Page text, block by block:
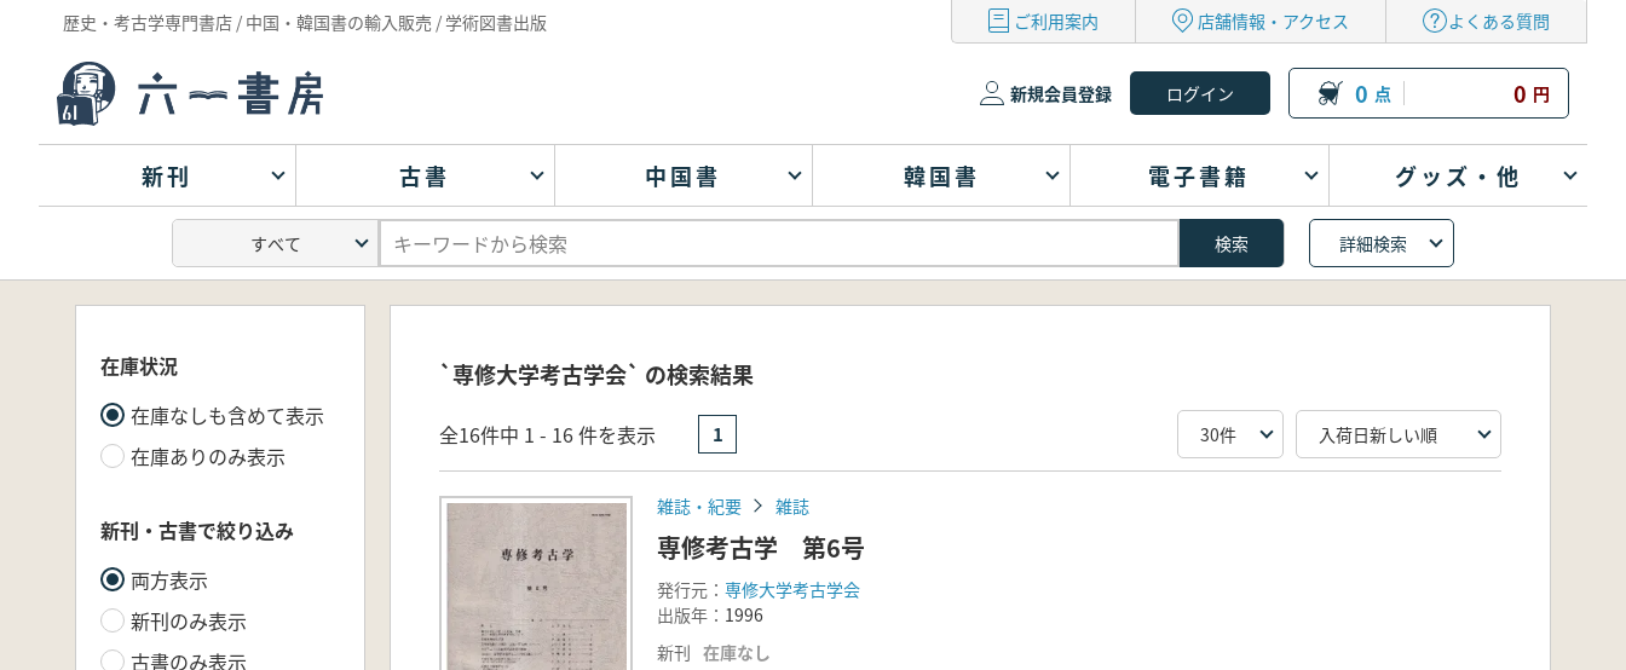
歴史・考古学専門書店 / 中国・韓国書の輸入販売 / 学術図書出版 ご利用案内 店舗情報・アクセス よくある質問
新規会員登録 0 点 0 円
新刊 古書 中国書 韓国書 電子書籍 グッズ・他
詳細検索
在庫状況
在庫なしも含めて表示
在庫ありのみ表示
新刊・古書で絞り込み
両方表示
新刊のみ表示
古書のみ表示
`専修大学考古学会` の検索結果
全16件中 1 - 16 件を表示 1
雑誌・紀要 雑誌
専修考古学 第6号
発行元： 専修大学考古学会
出版年： 1996
新刊 在庫なし